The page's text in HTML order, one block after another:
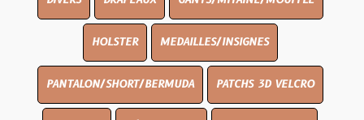
HOLSTER MEDAILLES/INSIGNES
PANTALON/SHORT/BERMUDA PATCHS 3D VELCRO